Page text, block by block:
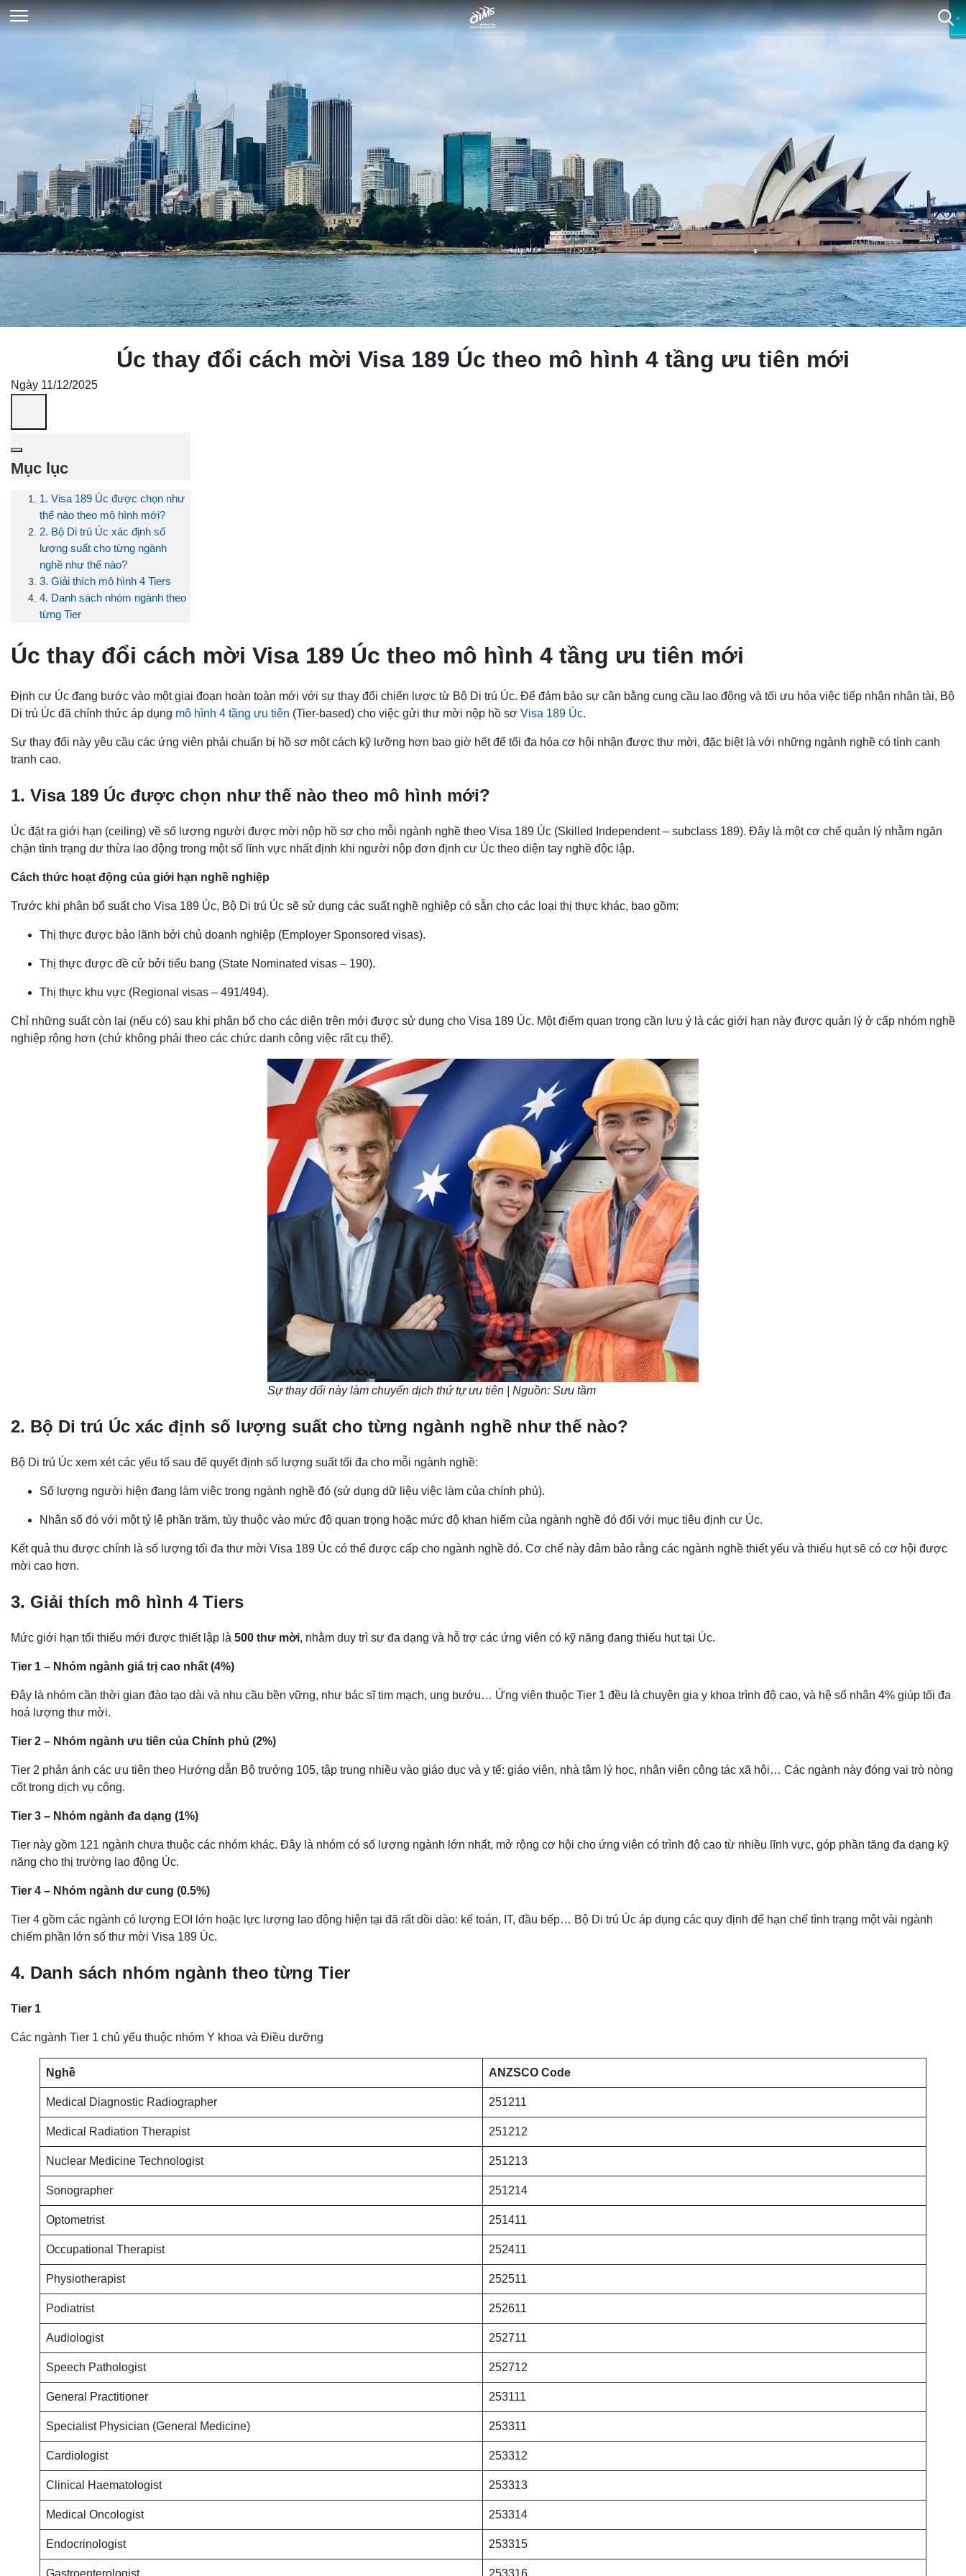
Úc thay đổi cách mời Visa 189 Úc theo mô hình 4 tầng ưu tiên mới
Ngày 11/12/2025
Mục lục
1. Visa 189 Úc được chọn như
thế nào theo mô hình mới?
2. Bộ Di trú Úc xác định số
lượng suất cho từng ngành
nghề như thế nào?
3. Giải thích mô hình 4 Tiers
4. Danh sách nhóm ngành theo
từng Tier
Úc thay đổi cách mời Visa 189 Úc theo mô hình 4 tầng ưu tiên mới
Định cư Úc đang bước vào một giai đoạn hoàn toàn mới với sự thay đổi chiến lược từ Bộ Di trú Úc. Để đảm bảo sự cân bằng cung cầu lao động và tối ưu hóa việc tiếp nhận nhân tài, Bộ
Di trú Úc đã chính thức áp dụng mô hình 4 tầng ưu tiên (Tier-based) cho việc gửi thư mời nộp hồ sơ Visa 189 Úc.
Sự thay đổi này yêu cầu các ứng viên phải chuẩn bị hồ sơ một cách kỹ lưỡng hơn bao giờ hết để tối đa hóa cơ hội nhận được thư mời, đặc biệt là với những ngành nghề có tính cạnh
tranh cao.
1. Visa 189 Úc được chọn như thế nào theo mô hình mới?
Úc đặt ra giới hạn (ceiling) về số lượng người được mời nộp hồ sơ cho mỗi ngành nghề theo Visa 189 Úc (Skilled Independent – subclass 189). Đây là một cơ chế quản lý nhằm ngăn
chặn tình trạng dư thừa lao động trong một số lĩnh vực nhất định khi người nộp đơn định cư Úc theo diện tay nghề độc lập.
Cách thức hoạt động của giới hạn nghề nghiệp
Trước khi phân bổ suất cho Visa 189 Úc, Bộ Di trú Úc sẽ sử dụng các suất nghề nghiệp có sẵn cho các loại thị thực khác, bao gồm:
Thị thực được bảo lãnh bởi chủ doanh nghiệp (Employer Sponsored visas).
Thị thực được đề cử bởi tiểu bang (State Nominated visas – 190).
Thị thực khu vực (Regional visas – 491/494).
Chỉ những suất còn lại (nếu có) sau khi phân bổ cho các diện trên mới được sử dụng cho Visa 189 Úc. Một điểm quan trọng cần lưu ý là các giới hạn này được quản lý ở cấp nhóm nghề
nghiệp rộng hơn (chứ không phải theo các chức danh công việc rất cụ thể).
Sự thay đổi này làm chuyển dịch thứ tự ưu tiên | Nguồn: Sưu tầm
2. Bộ Di trú Úc xác định số lượng suất cho từng ngành nghề như thế nào?
Bộ Di trú Úc xem xét các yếu tố sau để quyết định số lượng suất tối đa cho mỗi ngành nghề:
Số lượng người hiện đang làm việc trong ngành nghề đó (sử dụng dữ liệu việc làm của chính phủ).
Nhân số đó với một tỷ lệ phần trăm, tùy thuộc vào mức độ quan trọng hoặc mức độ khan hiếm của ngành nghề đó đối với mục tiêu định cư Úc.
Kết quả thu được chính là số lượng tối đa thư mời Visa 189 Úc có thể được cấp cho ngành nghề đó. Cơ chế này đảm bảo rằng các ngành nghề thiết yếu và thiếu hụt sẽ có cơ hội được
mời cao hơn.
3. Giải thích mô hình 4 Tiers
Mức giới hạn tối thiểu mới được thiết lập là 500 thư mời, nhằm duy trì sự đa dạng và hỗ trợ các ứng viên có kỹ năng đang thiếu hụt tại Úc.
Tier 1 – Nhóm ngành giá trị cao nhất (4%)
Đây là nhóm cần thời gian đào tạo dài và nhu cầu bền vững, như bác sĩ tim mạch, ung bướu… Ứng viên thuộc Tier 1 đều là chuyên gia y khoa trình độ cao, và hệ số nhân 4% giúp tối đa
hoá lượng thư mời.
Tier 2 – Nhóm ngành ưu tiên của Chính phủ (2%)
Tier 2 phản ánh các ưu tiên theo Hướng dẫn Bộ trưởng 105, tập trung nhiều vào giáo dục và y tế: giáo viên, nhà tâm lý học, nhân viên công tác xã hội… Các ngành này đóng vai trò nòng
cốt trong dịch vụ công.
Tier 3 – Nhóm ngành đa dạng (1%)
Tier này gồm 121 ngành chưa thuộc các nhóm khác. Đây là nhóm có số lượng ngành lớn nhất, mở rộng cơ hội cho ứng viên có trình độ cao từ nhiều lĩnh vực, góp phần tăng đa dạng kỹ
năng cho thị trường lao động Úc.
Tier 4 – Nhóm ngành dư cung (0.5%)
Tier 4 gồm các ngành có lượng EOI lớn hoặc lực lượng lao động hiện tại đã rất dồi dào: kế toán, IT, đầu bếp… Bộ Di trú Úc áp dụng các quy định để hạn chế tình trạng một vài ngành
chiếm phần lớn số thư mời Visa 189 Úc.
4. Danh sách nhóm ngành theo từng Tier
Tier 1
Các ngành Tier 1 chủ yếu thuộc nhóm Y khoa và Điều dưỡng
Nghề ANZSCO Code
Medical Diagnostic Radiographer 251211
Medical Radiation Therapist 251212
Nuclear Medicine Technologist 251213
Sonographer 251214
Optometrist 251411
Occupational Therapist 252411
Physiotherapist 252511
Podiatrist 252611
Audiologist 252711
Speech Pathologist 252712
General Practitioner 253111
Specialist Physician (General Medicine) 253311
Cardiologist 253312
Clinical Haematologist 253313
Medical Oncologist 253314
Endocrinologist 253315
Gastroenterologist 253316
×
×
×
×